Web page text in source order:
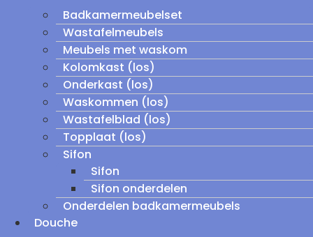
Badkamermeubelset
Wastafelmeubels
Meubels met waskom
Kolomkast (los)
Onderkast (los)
Waskommen (los)
Wastafelblad (los)
Topplaat (los)
Sifon
Sifon
Sifon onderdelen
Onderdelen badkamermeubels
Douche